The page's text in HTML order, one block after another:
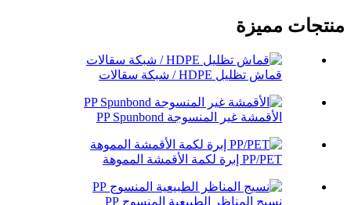
منتجات مميزة
قماش تظليل HDPE / شبكة سقالات
الأقمشة غير المنسوجة PP Spunbond
PP/PET إبرة لكمة الأقمشة المموهة
نسيج المناظر الطبيعية المنسوج PP